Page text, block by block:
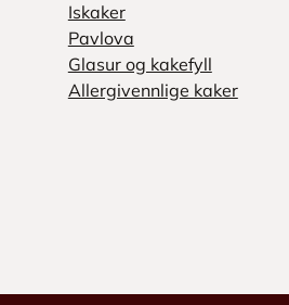
Iskaker
Pavlova
Glasur og kakefyll
Allergivennlige kaker